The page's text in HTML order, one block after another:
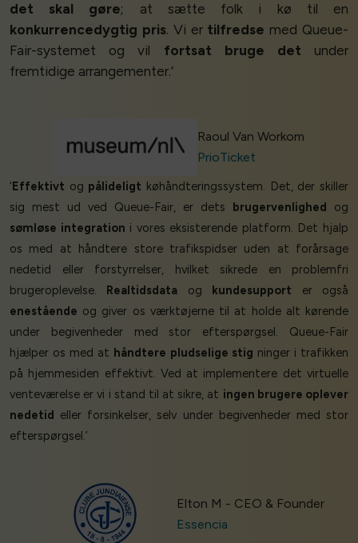
det skal gøre; at sætte folk i kø til en
konkurrencedygtig pris. Vi er tilfredse med Queue-
Fair-systemet og vil fortsat bruge det under
fremtidige arrangementer.’
Raoul Van Workom
PrioTicket
‘Effektivt og pålideligt køhåndteringssystem. Det, der skiller
sig mest ud ved Queue-Fair, er dets brugervenlighed og
sømløse integration i vores eksisterende platform. Det hjalp
os med at håndtere store trafikspidser uden at forårsage
nedetid eller forstyrrelser, hvilket sikrede en problemfri
brugeroplevelse. Realtidsdata og kundesupport er også
enestående og giver os værktøjerne til at holde alt kørende
under begivenheder med stor efterspørgsel. Queue-Fair
hjælper os med at håndtere pludselige stig ninger i trafikken
på hjemmesiden effektivt. Ved at implementere det virtuelle
venteværelse er vi i stand til at sikre, at ingen brugere oplever
nedetid eller forsinkelser, selv under begivenheder med stor
efterspørgsel.’
Elton M - CEO & Founder
Essencia